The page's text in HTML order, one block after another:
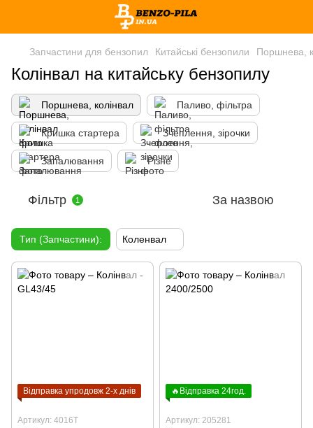
Запчастини для бензопил Китайські бензопили Поршнева,
Колінвал на китайську бензопилу
Поршнева, колінвал Паливо, фільтра
Кришка стартера Зчеплення, зірочки
Запалювання Різне
Фільтр 1 За назвою
Тип (Запчастини): Коленвал
Відправка упродовж 2-х днів
Артикул: 4016T
🔥Відправка 24год.
Артикул: 205281